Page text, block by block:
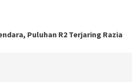
Puluhan R2 Terjaring Razia